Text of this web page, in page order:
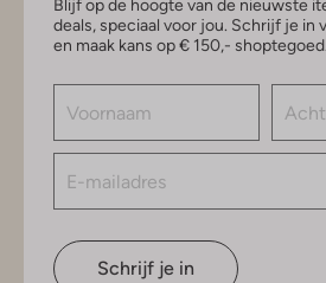
Blijf op de hoogte van de nieuwste
deals, speciaal voor jou. Schrijf je in
en maak kans op € 150,- shoptegoed.
Schrijf je in